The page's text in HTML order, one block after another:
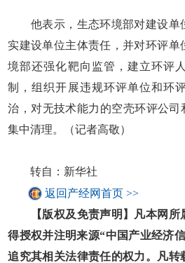
他表示，生态环境部对建设单
实建设单位主体责任，并对环评单
境部还强化靶向监管，建立环评
制，组织开展违规环评单位和环
治，对无技术能力的空壳环评公司
集中清理。（记者高敬）
转自：新华社
返回产经网首页 >>
【版权及免责声明】凡本网所
得授权并注明来源“中国产业经济
追究其相关法律责任的权力。凡转